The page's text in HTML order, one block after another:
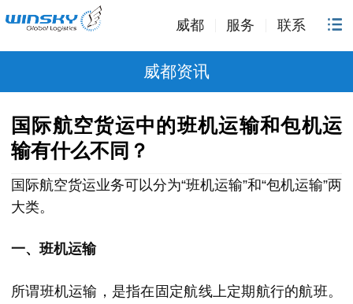
威都 服务 联系
威都资讯
国际航空货运中的班机运输和包机运
输有什么不同？
国际航空货运业务可以分为“班机运输”和“包机运输”两
大类。
一、班机运输
所谓班机运输，是指在固定航线上定期航行的航班。